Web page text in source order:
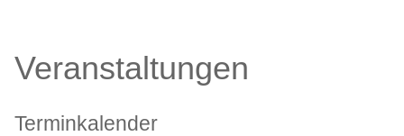
Veranstaltungen
Terminkalender